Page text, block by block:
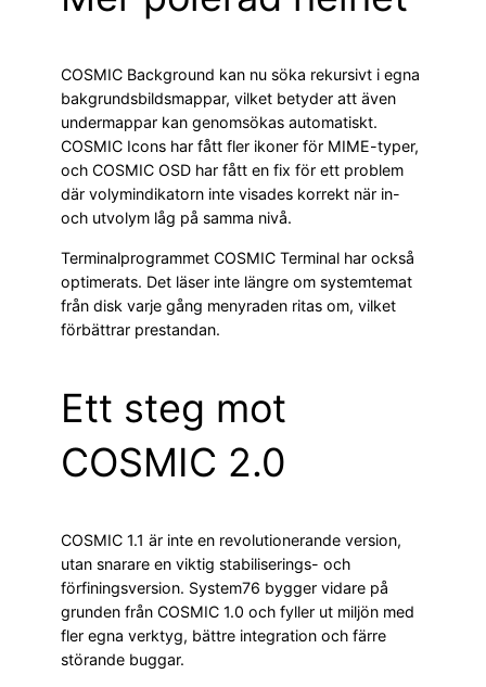
COSMIC Background kan nu söka rekursivt i egna
bakgrundsbildsmappar, vilket betyder att även
undermappar kan genomsökas automatiskt.
COSMIC Icons har fått fler ikoner för MIME-typer,
och COSMIC OSD har fått en fix för ett problem
där volymindikatorn inte visades korrekt när in-
och utvolym låg på samma nivå.
Terminalprogrammet COSMIC Terminal har också
optimerats. Det läser inte längre om systemtemat
från disk varje gång menyraden ritas om, vilket
förbättrar prestandan.
Ett steg mot
COSMIC 2.0
COSMIC 1.1 är inte en revolutionerande version,
utan snarare en viktig stabiliserings- och
förfiningsversion. System76 bygger vidare på
grunden från COSMIC 1.0 och fyller ut miljön med
fler egna verktyg, bättre integration och färre
störande buggar.